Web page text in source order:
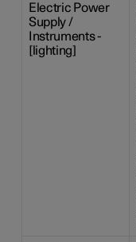
Electric Power
Supply /
Instruments -
[lighting]